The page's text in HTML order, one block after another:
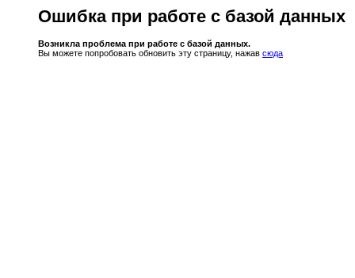
Ошибка при работе с базой данных
Возникла проблема при работе с базой данных.
Вы можете попробовать обновить эту страницу, нажав сюда